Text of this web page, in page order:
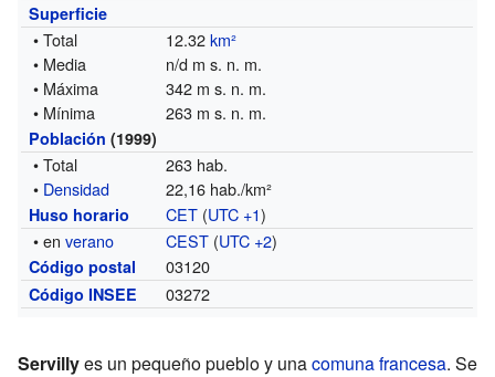
Superficie
• Total 12.32km²
• Media
n/d m s. n. m.
• Máxima
342 m s. n. m.
• Mínima
263 m s. n. m.
Población (1999)
• Total
263 hab.
• Densidad 22,16 hab./km²
Huso horario CET (UTC +1)
• enverano CEST (UTC +2)
Código postal 03120
Código INSEE 03272
Servillyes un pequeño pueblo y unacomuna francesa. Se